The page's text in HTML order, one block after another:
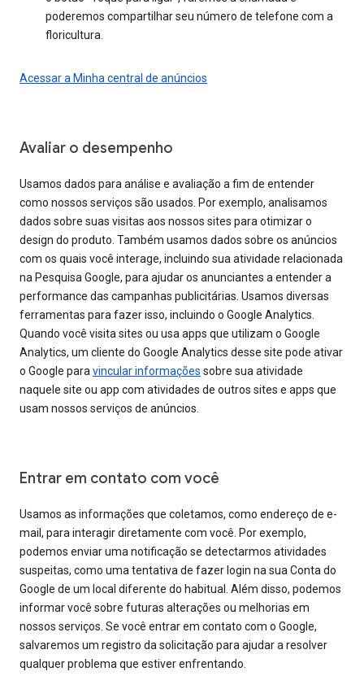
poderemos compartilhar seu número de telefone com a
floricultura.
Acessar a Minha central de anúncios
Avaliar o desempenho
Usamos dados para análise e avaliação a fim de entender
como nossos serviços são usados. Por exemplo, analisamos
dados sobre suas visitas aos nossos sites para otimizar o
design do produto. Também usamos dados sobre os anúncios
com os quais você interage, incluindo sua atividade relacionada
na Pesquisa Google, para ajudar os anunciantes a entender a
performance das campanhas publicitárias. Usamos diversas
ferramentas para fazer isso, incluindo o Google Analytics.
Quando você visita sites ou usa apps que utilizam o Google
Analytics, um cliente do Google Analytics desse site pode ativar
o Google para vincular informações sobre sua atividade
naquele site ou app com atividades de outros sites e apps que
usam nossos serviços de anúncios.
Entrar em contato com você
Usamos as informações que coletamos, como endereço de e-
mail, para interagir diretamente com você. Por exemplo,
podemos enviar uma notificação se detectarmos atividades
suspeitas, como uma tentativa de fazer login na sua Conta do
Google de um local diferente do habitual. Além disso, podemos
informar você sobre futuras alterações ou melhorias em
nossos serviços. Se você entrar em contato com o Google,
salvaremos um registro da solicitação para ajudar a resolver
qualquer problema que estiver enfrentando.